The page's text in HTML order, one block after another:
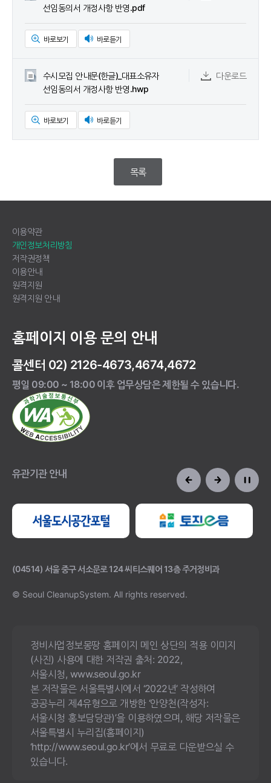
선임동의서 개정사항 반영.pdf
바로보기 바로듣기
수시모집 안내문(한글)_대표소유자
선임동의서 개정사항 반영.hwp
다운로드
바로보기 바로듣기
목록
이용약관
개인정보처리방침
저작권정책
이용안내
원격지원
원격지원 안내
홈페이지 이용 문의 안내
콜센터 02) 2126-4673,4674,4672
평일 09:00 ~ 18:00 이후 업무상담은 제한될 수 있습니다.
유관기관 안내
(04514) 서울 중구 서소문로 124 씨티스퀘어 13층 주거정비과
© Seoul CleanupSystem. All rights reserved.
정비사업정보몽땅 홈페이지 메인 상단의 적용 이미지
(사진) 사용에 대한 저작권 출처: 2022,
서울시청, www.seoul.go.kr
본 저작물은 서울특별시에서 ‘2022년’ 작성하여
공공누리 제4유형으로 개방한 ‘안양천(작성자:
서울시청 홍보담당관)’을 이용하였으며, 해당 저작물은
서울특별시 누리집(홈페이지)
‘http://www.seoul.go.kr’에서 무료로 다운받으실 수
있습니다.